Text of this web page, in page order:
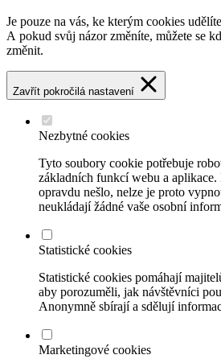
Je pouze na vás, ke kterým cookies
A pokud svůj názor změníte, můžete se
změnit.
Zavřít pokročilá nastavení
Nezbytné cookies
Tyto soubory cookie potřebuje
základních funkcí webu a
opravdu nešlo, nelze je proto
neukládají žádné vaše osobní
Statistické cookies
Statistické cookies pomáhají
aby porozuměli, jak návštěvníci
Anonymně sbírají a sdělují
Marketingové cookies